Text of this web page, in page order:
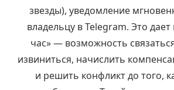
звезды), уведомление
владельцу в Telegram. Это
час» — возможность
извиниться, начислить
и решить конфликт до того,